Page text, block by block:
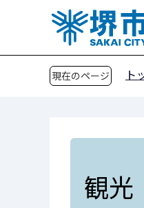
現在のページ ト
観光